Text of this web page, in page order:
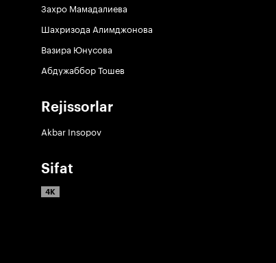
Захро Мамадалиева
Шахризода Алимджонова
Вазира Юнусова
Абдужаббор Тошев
Rejissorlar
Akbar Insopov
Sifat
4K